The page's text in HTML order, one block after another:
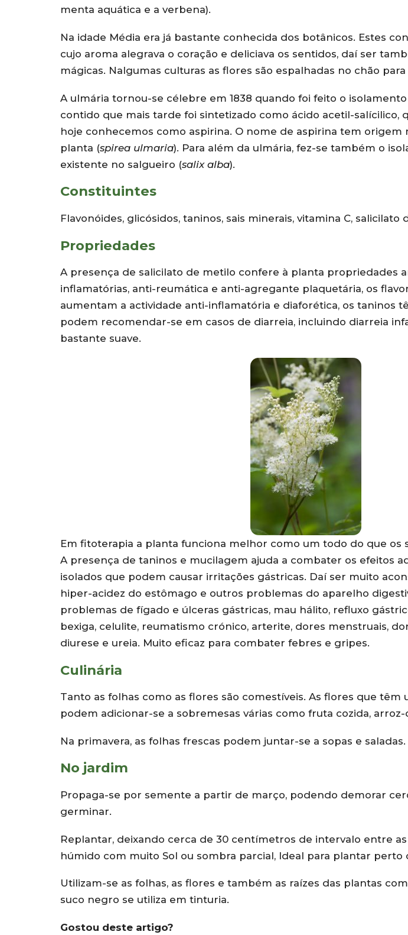
menta aquática e a verbena).
Na idade Média era já bastante conhecida dos botânicos. Estes
cujo aroma alegrava o coração e deliciava os sentidos, daí ser
mágicas. Nalgumas culturas as flores são espalhadas no chão para
A ulmária tornou-se célebre em 1838 quando foi feito o
contido que mais tarde foi sintetizado como ácido acetil-salícilico,
hoje conhecemos como aspirina. O nome de aspirina tem origem
planta (spirea ulmaria). Para além da ulmária, fez-se também o
existente no salgueiro (salix alba).
Constituintes
Flavonóides, glicósidos, taninos, sais minerais, vitamina C,
Propriedades
A presença de salicilato de metilo confere à planta propriedades
inflamatórias, anti-reumática e anti-agregante plaquetária, os
aumentam a actividade anti-inflamatória e diaforética, os taninos
podem recomendar-se em casos de diarreia, incluindo diarreia
bastante suave.
Em fitoterapia a planta funciona melhor como um todo do que os
A presença de taninos e mucilagem ajuda a combater os efeitos
isolados que podem causar irritações gástricas. Daí ser muito
hiper-acidez do estômago e outros problemas do aparelho
problemas de fígado e úlceras gástricas, mau hálito, refluxo
bexiga, celulite, reumatismo crónico, arterite, dores menstruais,
diurese e ureia. Muito eficaz para combater febres e gripes.
Culinária
Tanto as folhas como as flores são comestíveis. As flores que têm
podem adicionar-se a sobremesas várias como fruta cozida,
Na primavera, as folhas frescas podem juntar-se a sopas e saladas.
No jardim
Propaga-se por semente a partir de março, podendo demorar
germinar.
Replantar, deixando cerca de 30 centímetros de intervalo entre
húmido com muito Sol ou sombra parcial, Ideal para plantar perto
Utilizam-se as folhas, as flores e também as raízes das plantas
suco negro se utiliza em tinturia.
Gostou deste artigo?